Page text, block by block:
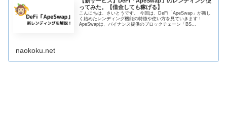
ってみた。【借金しても稼げる】
こんにちは、さいとうです。 今回は、DeFi「ApeSwap」が新し
く始めたレンディング機能の特徴や使い方を見ていきます！
ApeSwapは、バイナンス提供のブロックチェーン「BS...
naokoku.net